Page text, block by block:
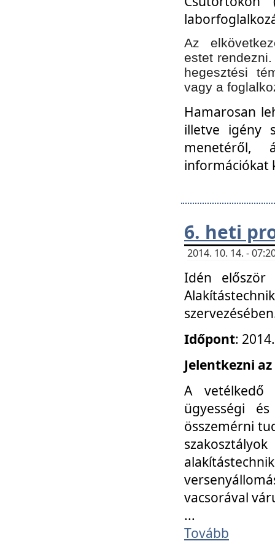
Az
estet
hegesztési
vagy a
Hamarosan
illetve igény
menetéről,
információkat
6. heti
2014. 10. 14. -
Idén
Időpont:
Jelentkezni az
A vetélkedő
ügyességi
összemérni
vacsorával
...
Tovább